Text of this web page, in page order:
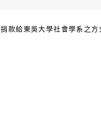
捐款給東吳大學社會學系之方